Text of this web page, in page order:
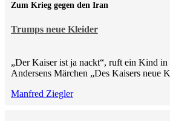
Trumps neue Kleider
Zum Krieg gegen den Iran
„Der Kaiser ist ja nackt“, ruft ein Kind in
Andersens Märchen „Des Kaisers neue
Manfred Ziegler